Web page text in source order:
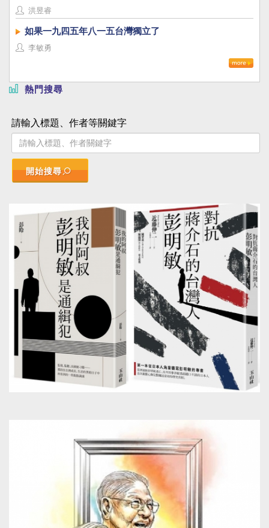
洪昱睿
如果一九四五年八一五台灣獨立了
李敏勇
熱門搜尋
請輸入標題、作者等關鍵字
開始搜尋